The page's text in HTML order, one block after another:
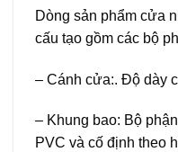
Dòng sản phẩm cửa
cấu tạo gồm các bộ
– Cánh cửa:. Độ dày
– Khung bao: Bộ
PVC và cố định theo